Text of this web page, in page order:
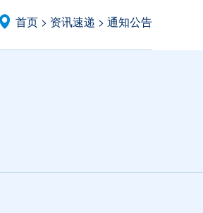
首页 > 资讯速递 > 通知公告